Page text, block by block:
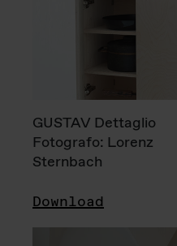
GUSTAV Dettaglio
Fotografo: Lorenz
Sternbach
Download